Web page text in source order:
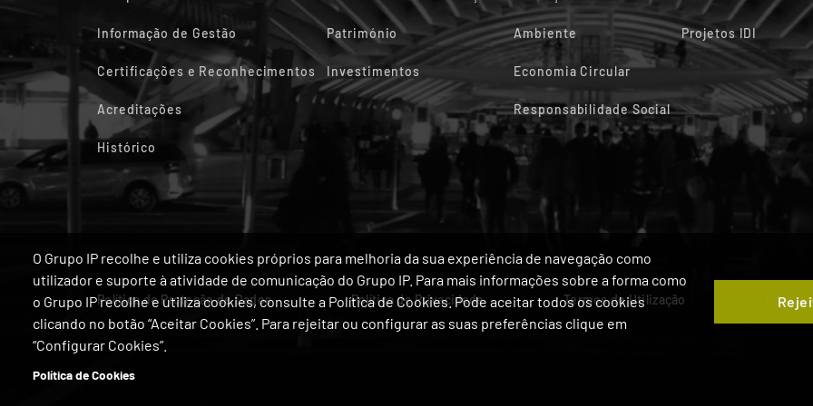
O Grupo IP recolhe e utiliza cookies próprios para melhoria da sua experiência de navegação como
utilizador e suporte à atividade de comunicação do Grupo IP. Para mais informações sobre a forma como
o Grupo IP recolhe e utiliza cookies, consulte a Política de Cookies. Pode aceitar todos os cookies
clicando no botão “Aceitar Cookies”. Para rejeitar ou configurar as suas preferências clique em
“Configurar Cookies”.
Política de Cookies
Informação de Gestão
Certificações e Reconhecimentos
Acreditações
Histórico
Património
Investimentos
Ambiente
Economia Circular
Responsabilidade Social
Projetos IDI
Política de Proteção de Dados Política de Privacidade Termos de Utilização Cookies